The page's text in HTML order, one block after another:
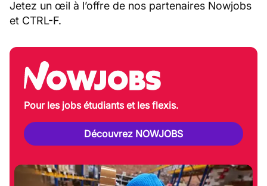
Jetez un œil à l’offre de nos partenaires Nowjobs
et CTRL-F.
Pour les jobs étudiants et les flexis.
Découvrez NOWJOBS